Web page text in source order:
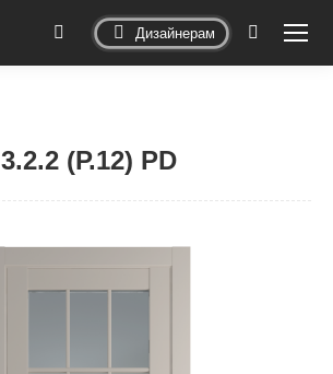
Дизайнерам Поиск:
3.2.2 (Р.12) PD